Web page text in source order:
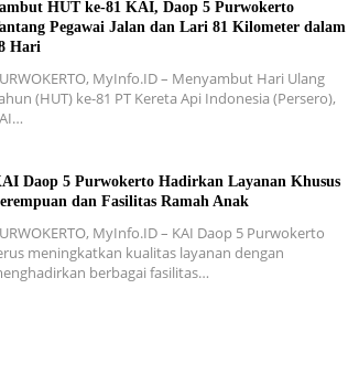
HUT ke-81 KAI, Daop 5 Purwokerto
Pegawai Jalan dan Lari 81 Kilometer dalam
Hari
MyInfo.ID – Menyambut Hari Ulang
(HUT) ke-81 PT Kereta Api Indonesia (Persero),
Daop 5 Purwokerto Hadirkan Layanan Khusus
dan Fasilitas Ramah Anak
MyInfo.ID – KAI Daop 5 Purwokerto
meningkatkan kualitas layanan dengan
berbagai fasilitas…